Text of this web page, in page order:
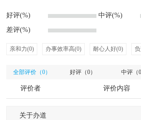
好评(%)
中评(%)
差评(%)
亲和力(0) 办事效率高(0) 耐心人好(0)
全部评价（0） 好评（0） 中评（0
评价者 评价内容
关于办道